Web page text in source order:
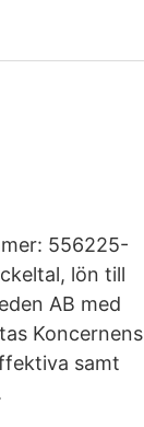
556225-
lön till
AB med
Koncernens
samt